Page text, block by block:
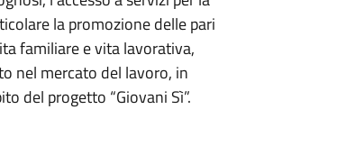
la promozione delle pari
familiare e vita lavorativa,
nel mercato del lavoro, in
del progetto “Giovani Sì”.